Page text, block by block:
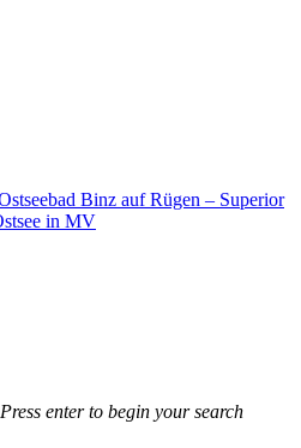
Press enter to begin your search